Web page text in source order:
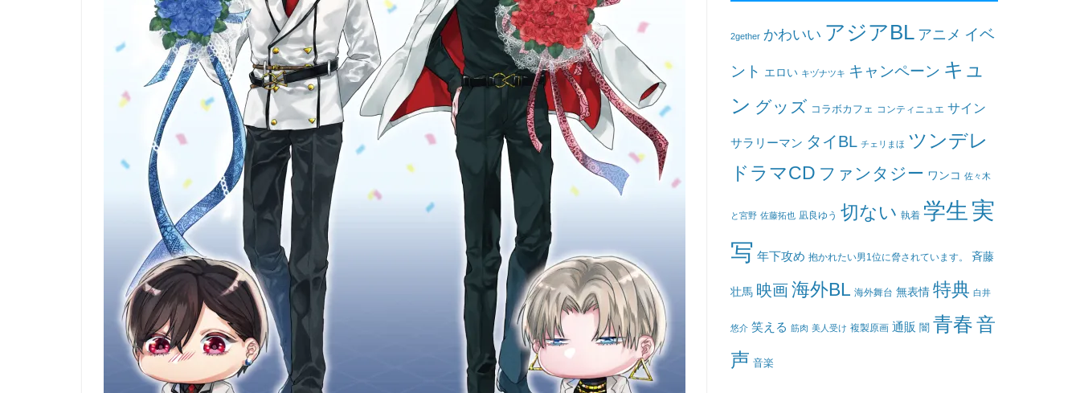
2gether かわいい アジアBL アニメ イベ
ント エロい キヅナツキ キャンペーン キュ
ン グッズ コラボカフェ コンティニュエ サイン
サラリーマン タイBL チェリまほ ツンデレ
ドラマCD ファンタジー ワンコ 佐々木
と宮野 佐藤拓也 凪良ゆう 切ない 執着 学生 実
写 年下攻め 抱かれたい男1位に脅されています。 斉藤
壮馬 映画海外BL 海外舞台 無表情 特典 白井
悠介 笑える 筋肉 美人受け 複製原画 通販 闇 青春音
声 音楽